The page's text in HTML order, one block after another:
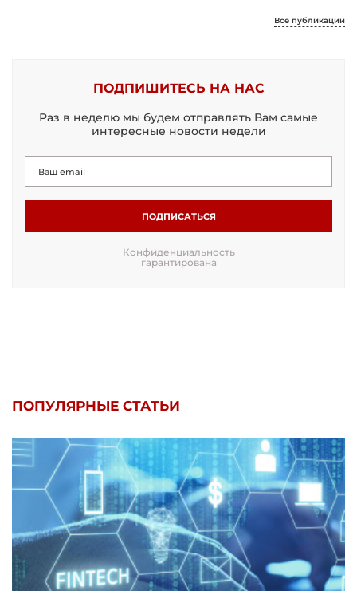
Все публикации
ПОДПИШИТЕСЬ НА НАС
Раз в неделю мы будем отправлять Вам самые
интересные новости недели
ПОДПИСАТЬСЯ
Конфиденциальность
гарантирована
ПОПУЛЯРНЫЕ СТАТЬИ